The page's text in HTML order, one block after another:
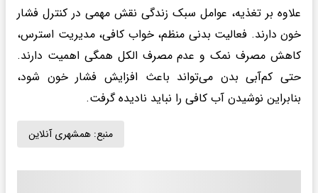
علاوه بر تغذیه، عوامل سبک زندگی نقش مهمی در کنترل فشار
خون دارند. فعالیت بدنی منظم، خواب کافی، مدیریت استرس،
کاهش مصرف نمک و عدم مصرف الکل همگی اهمیت دارند.
حتی کم‌آبی بدن می‌تواند باعث افزایش فشار خون شود،
بنابراین نوشیدن آب کافی را نباید نادیده گرفت.
منبع: همشهری آنلاین